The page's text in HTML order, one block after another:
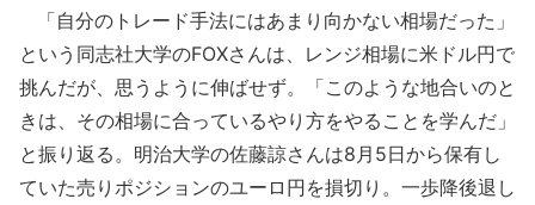
「自分のトレード手法にはあまり向かない相場だった」
という同志社大学のFOXさんは、レンジ相場に米ドル円で
挑んだが、思うように伸ばせず。「このような地合いのと
きは、その相場に合っているやり方をやることを学んだ」
と振り返る。明治大学の佐藤諒さんは8月5日から保有し
ていた売りポジションのユーロ円を損切り。一歩降後退し